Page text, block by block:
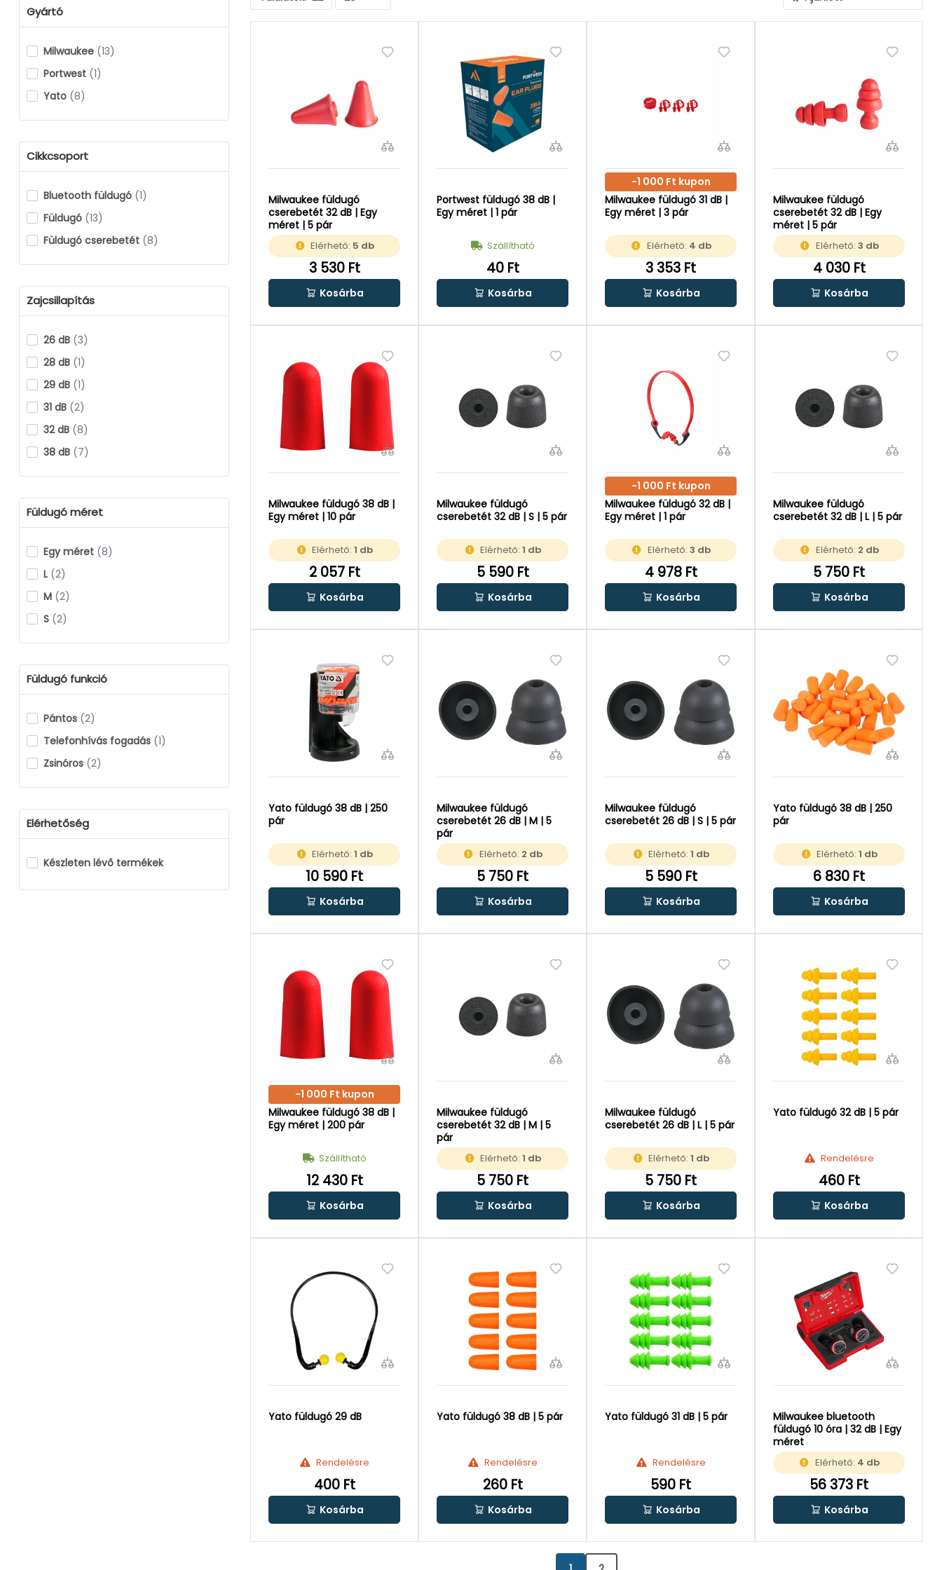
Gyártó
Milwaukee (13)
Portwest (1)
Yato (8)
Cikkcsoport
Bluetooth füldugó (1)
Füldugó (13)
Füldugó cserebetét (8)
Zajcsillapítás
26 dB (3)
28 dB (1)
29 dB (1)
31 dB (2)
32 dB (8)
38 dB (7)
Füldugó méret
Egy méret (8)
L (2)
M (2)
S (2)
Füldugó funkció
Pántos (2)
Telefonhívás fogadás (1)
Zsinóros (2)
Elérhetőség
Készleten lévő termékek
Milwaukee füldugó
cserebetét 32 dB | Egy
méret | 5 pár
Elérhető: 5 db
3 530 Ft
Kosárba
Portwest füldugó 38 dB |
Egy méret | 1 pár
Szállítható
40 Ft
Kosárba
-1 000 Ft kupon
Milwaukee füldugó 31 dB |
Egy méret | 3 pár
Elérhető: 4 db
3 353 Ft
Kosárba
Milwaukee füldugó
cserebetét 32 dB | Egy
méret | 5 pár
Elérhető: 3 db
4 030 Ft
Kosárba
Milwaukee füldugó 38 dB |
Egy méret | 10 pár
Elérhető:1 db
2 057 Ft
Kosárba
Milwaukee füldugó
cserebetét 32 dB | S | 5 pár
Elérhető:1 db
5 590 Ft
Kosárba
-1 000 Ft kupon
Milwaukee füldugó 32 dB |
Egy méret | 1 pár
Elérhető: 3 db
4 978 Ft
Kosárba
Milwaukee füldugó
cserebetét 32 dB | L | 5 pár
Elérhető: 2 db
5 750 Ft
Kosárba
Yato füldugó 38 dB | 250
pár
Elérhető:1 db
10 590 Ft
Kosárba
Milwaukee füldugó
cserebetét 26 dB | M | 5
pár
Elérhető: 2 db
5 750 Ft
Kosárba
Milwaukee füldugó
cserebetét 26 dB | S | 5 pár
Elérhető:1 db
5 590 Ft
Kosárba
Yato füldugó 38 dB | 250
pár
Elérhető:1 db
6 830 Ft
Kosárba
-1 000 Ft kupon
Milwaukee füldugó 38 dB |
Egy méret | 200 pár
Szállítható
12 430 Ft
Kosárba
Milwaukee füldugó
cserebetét 32 dB | M | 5
pár
Elérhető:1 db
5 750 Ft
Kosárba
Milwaukee füldugó
cserebetét 26 dB | L | 5 pár
Elérhető:1 db
5 750 Ft
Kosárba
Yato füldugó 32 dB | 5 pár
Rendelésre
460 Ft
Kosárba
Yato füldugó 29 dB
Rendelésre
400 Ft
Kosárba
Yato füldugó 38 dB | 5 pár
Rendelésre
260 Ft
Kosárba
Yato füldugó 31 dB | 5 pár
Rendelésre
590 Ft
Kosárba
Milwaukee bluetooth
füldugó 10 óra | 32 dB | Egy
méret
Elérhető: 4 db
56 373 Ft
Kosárba